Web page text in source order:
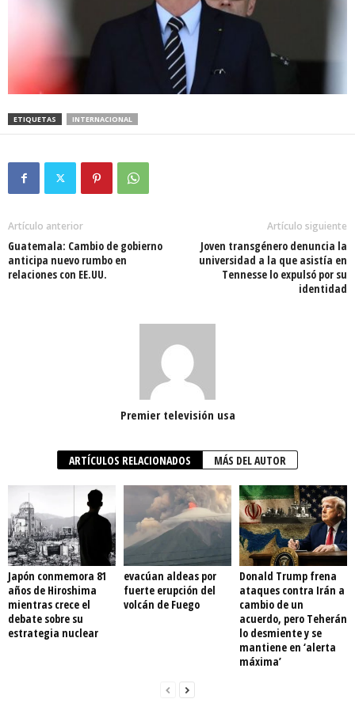
ETIQUETAS INTERNACIONAL
Artículo anterior
Guatemala: Cambio de gobierno
anticipa nuevo rumbo en
relaciones con EE.UU.
Artículo siguiente
Joven transgénero denuncia la
universidad a la que asistía en
Tennesse lo expulsó por su
identidad
Premier televisión usa
ARTÍCULOS RELACIONADOS MÁS DEL AUTOR
Japón conmemora 81
años de Hiroshima
mientras crece el
debate sobre su
estrategia nuclear
evacúan aldeas por
fuerte erupción del
volcán de Fuego
Donald Trump frena
ataques contra Irán a
cambio de un
acuerdo, pero Teherán
lo desmiente y se
mantiene en ‘alerta
máxima’